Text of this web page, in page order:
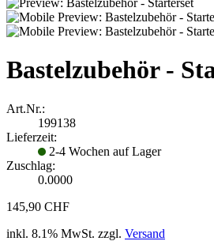
Bastelzubehör -
Art.Nr.:
199138
Lieferzeit:
2-4 Wochen auf Lager
Zuschlag:
0.0000
145,90 CHF
inkl. 8.1% MwSt. zzgl. Versand